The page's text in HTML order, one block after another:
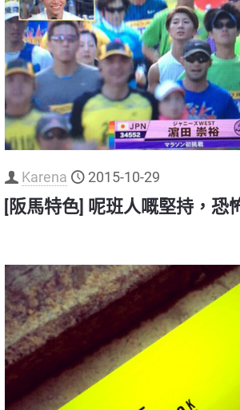
Karena 2015-10-29
[阪馬特色] 呢班人嘅堅持，恐